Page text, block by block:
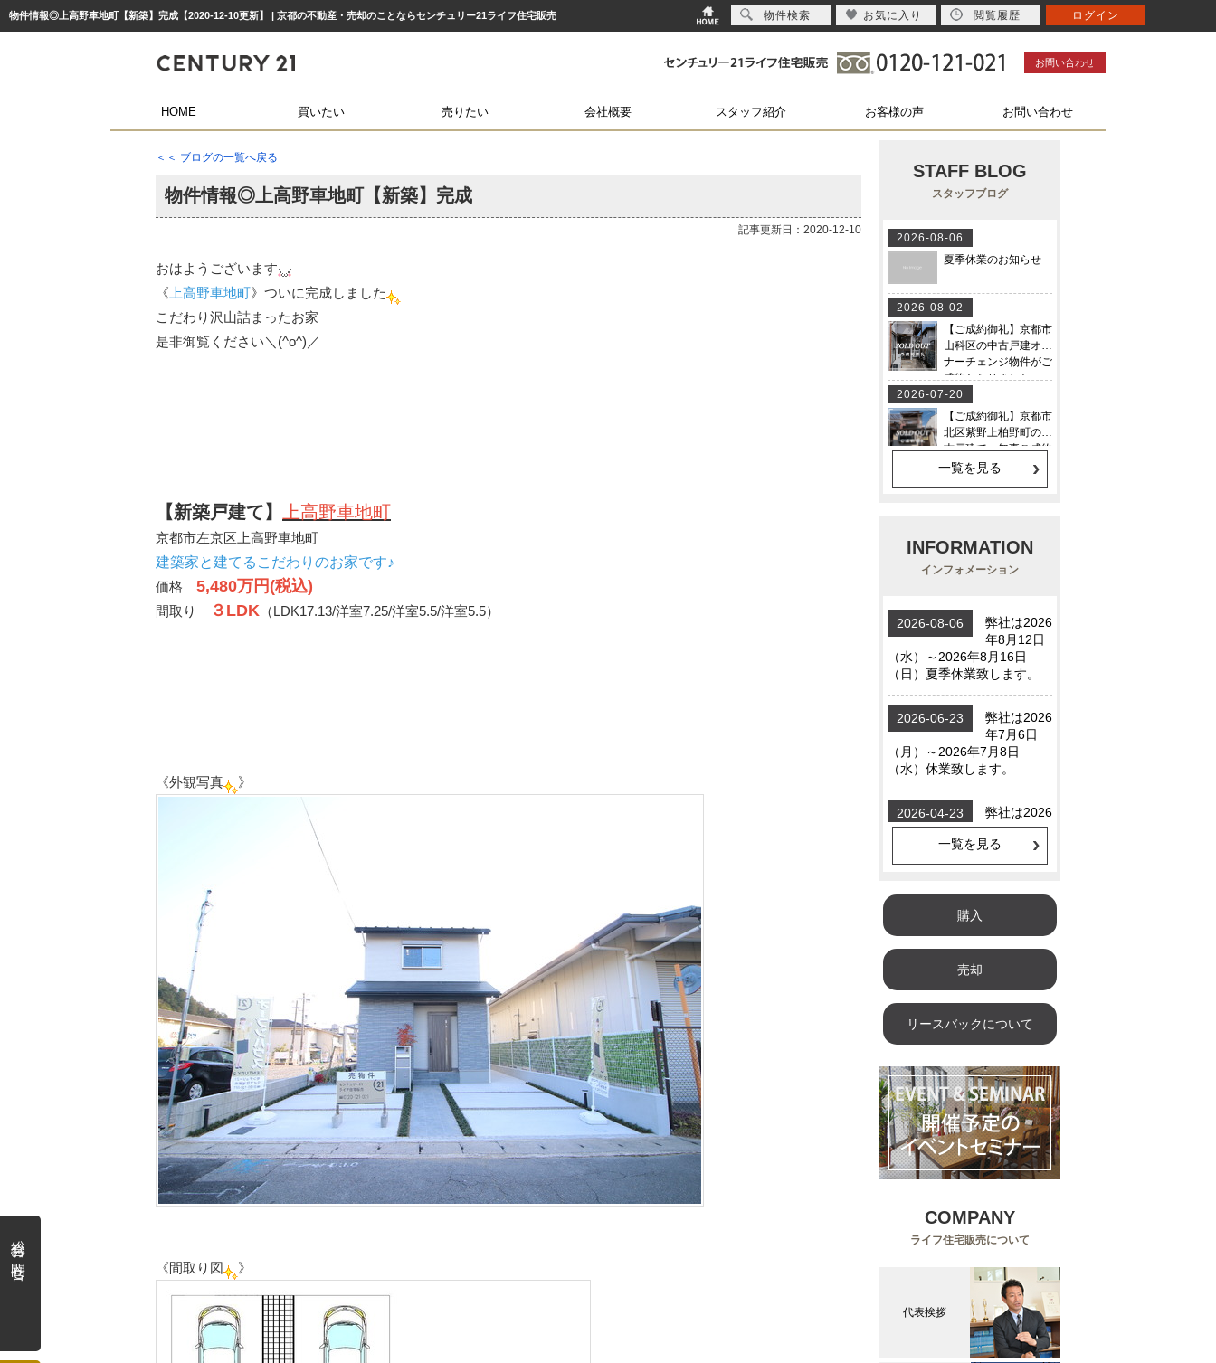
物件情報◎上高野車地町【新築】完成【2020-12-10更新】 | 京都の不動産・売却のことならセンチュリー21ライフ住宅販売
お問い合わせ
HOME 買いたい 売りたい 会社概要 スタッフ紹介 お客様の声 お問い合わせ
＜＜ ブログの一覧へ戻る
物件情報◎上高野車地町【新築】完成
記事更新日：2020-12-10
おはようございます
《 上高野車地町》ついに完成しました
こだわり沢山詰まったお家
是非御覧ください＼(^o^)／
【新築戸建て】 上高野車地町
京都市左京区上高野車地町
建築家と建てるこだわりのお家です♪
価格 5,480万円(税込)
間取り ３LDK （LDK17.13/洋室7.25/洋室5.5/洋室5.5）
《外観写真 》
《間取り図 》
STAFF BLOG
スタッフブログ
一覧を見る
INFORMATION
インフォメーション
一覧を見る
購入
売却
リースバックについて
COMPANY
ライフ住宅販売について
代表挨拶
総合お問合せ
物件検索 お気に入り 閲覧履歴 ログイン